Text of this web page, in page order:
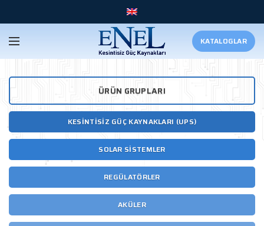
KATALOGLAR
ÜRÜN GRUPLARI
KESINTISIZ GÜÇ KAYNAKLARI (UPS)
SOLAR SISTEMLER
REGÜLATÖRLER
AKÜLER